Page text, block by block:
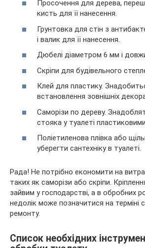
Просочення для дерева,
кисть для її нанесення.
Грунтовка для стін з
і валик для її нанесення.
Дюбелі діаметром 6 мм і
Скріпи для будівельного
Клей для пластику.
встановлення зовнішніх
Саморізи по дереву.
стояка у туалеті
Поліетиленова плівка або
уберегти сантехніку в туалеті.
Рада! Не потрібно економити на
таких як саморізи або скріпи.
зайвим у господарстві, а в обробних
недолік може позначитися на терміні
ремонту.
Список необхідних